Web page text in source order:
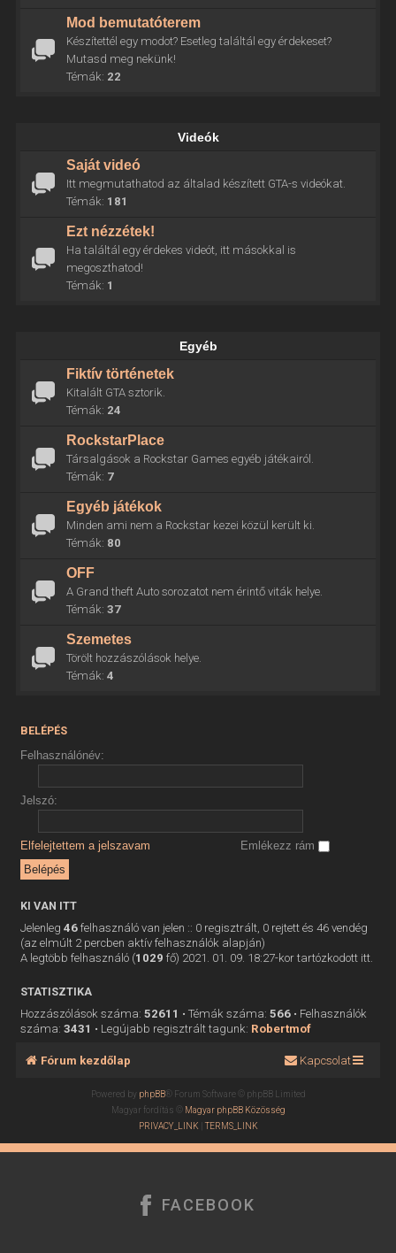
Mod bemutatóterem
Készítettél egy modot? Esetleg találtál egy érdekeset?
Mutasd meg nekünk!
Témák: 22
Videók
Saját videó
Itt megmutathatod az általad készített GTA-s videókat.
Témák: 181
Ezt nézzétek!
Ha találtál egy érdekes videót, itt másokkal is
megoszthatod!
Témák: 1
Egyéb
Fiktív történetek
Kitalált GTA sztorik.
Témák: 24
RockstarPlace
Társalgások a Rockstar Games egyéb játékairól.
Témák: 7
Egyéb játékok
Minden ami nem a Rockstar kezei közül került ki.
Témák: 80
OFF
A Grand theft Auto sorozatot nem érintő viták helye.
Témák: 37
Szemetes
Törölt hozzászólások helye.
Témák: 4
BELÉPÉS
Felhasználónév:
Jelszó:
Elfelejtettem a jelszavam Emlékezz rám
KI VAN ITT
Jelenleg 46felhasználó van jelen :: 0 regisztrált, 0 rejtett és 46 vendég
(az elmúlt 2 percben aktív felhasználók alapján)
A legtöbb felhasználó (1029 fő) 2021. 01. 09. 18:27-kor tartózkodott itt.
STATISZTIKA
Hozzászólások száma: 52611 • Témák száma: 566• Felhasználók
száma: 3431 • Legújabb regisztrált tagunk: Robertmof
Fórum kezdőlap Kapcsolat
Powered by phpBB® Forum Software © phpBB Limited
Magyar fordítás © Magyar phpBB Közösség
PRIVACY_LINK |TERMS_LINK
FACEBOOK